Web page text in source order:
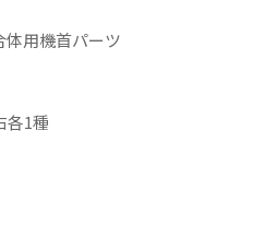
体用機首パーツ
各1種